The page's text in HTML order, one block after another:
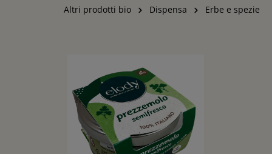
Altri prodotti bio Dispensa Erbe e spezie